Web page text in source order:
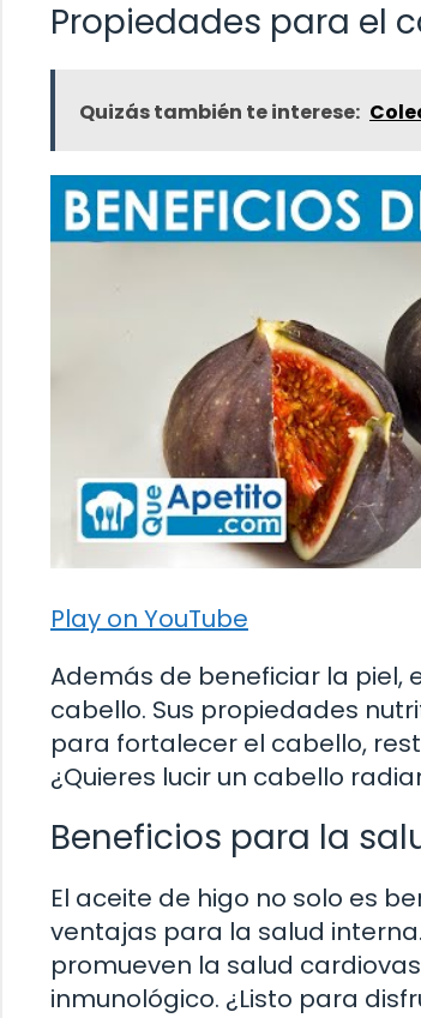
Propiedades para el
Quizás también te interese:
Play on YouTube
Además de beneficiar la
cabello. Sus propiedades
para fortalecer el cabello,
¿Quieres lucir un cabello
Beneficios para la
El aceite de higo no solo es
ventajas para la salud
promueven la salud
inmunológico. ¿Listo para